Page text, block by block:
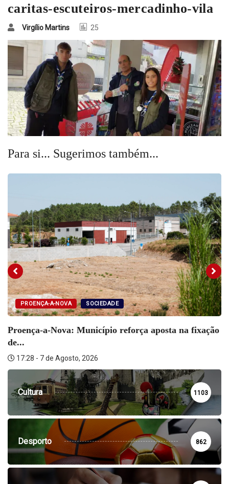
caritas-escuteiros-mercadinho-vila
Virgílio Martins 25
Para si... Sugerimos também...
PROENÇA-A-NOVA SOCIEDADE
Proença-a-Nova: Município reforça aposta na fixação
de...
17:28 - 7 de Agosto, 2026
Cultura 1103
Desporto 862